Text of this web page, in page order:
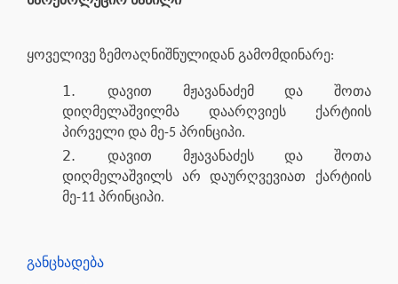
ყოველივე ზემოაღნიშნულიდან გამომდინარე:
დავით მჟავანაძემ და შოთა
დიღმელაშვილმა დაარღვიეს ქარტიის
პირველი და მე-5 პრინციპი.
დავით მჟავანაძეს და შოთა
დიღმელაშვილს არ დაურღვევიათ ქარტიის
მე-11 პრინციპი.
განცხადება